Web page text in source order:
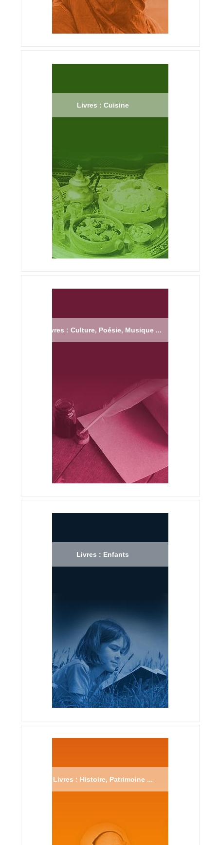
Livres : Cuisine
Livres : Culture, Poésie, Musique ...
Livres : Enfants
Livres : Histoire, Patrimoine ...